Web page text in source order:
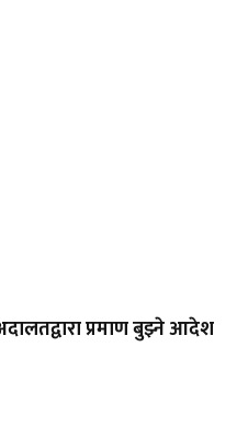
प्रमाण बुझ्ने आदेश